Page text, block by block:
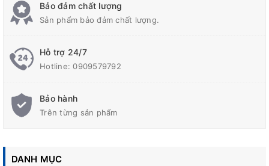
Dây Vi ề n Xéo 45đ ộ ( Dây Vi ề
Dây Viền D ọc ( Dây Vi
Bảo đảm chất lượng
Sản phẩm bảo đảm chất lượng.
Hỗ trợ 24/7
Hotline:0909579792
Bảo hành
Trên từng sản phẩm
DANH MỤC